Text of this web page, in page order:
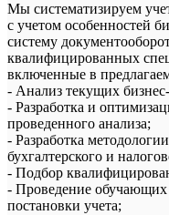
Мы систематизируем
с учетом особенностей
систему
квалифицированных
включенные в
- Анализ текущих
- Разработка и
проведенного анализа;
- Разработка
бухгалтерского и
- Подбор
- Проведение обучающих
постановки учета;